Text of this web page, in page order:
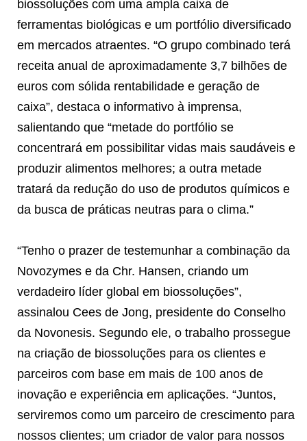
biossoluções com uma ampla caixa de
ferramentas biológicas e um portfólio diversificado
em mercados atraentes. “O grupo combinado terá
receita anual de aproximadamente 3,7 bilhões de
euros com sólida rentabilidade e geração de
caixa”, destaca o informativo à imprensa,
salientando que “metade do portfólio se
concentrará em possibilitar vidas mais saudáveis e
produzir alimentos melhores; a outra metade
tratará da redução do uso de produtos químicos e
da busca de práticas neutras para o clima.”
“Tenho o prazer de testemunhar a combinação da
Novozymes e da Chr. Hansen, criando um
verdadeiro líder global em biossoluções”,
assinalou Cees de Jong, presidente do Conselho
da Novonesis. Segundo ele, o trabalho prossegue
na criação de biossoluções para os clientes e
parceiros com base em mais de 100 anos de
inovação e experiência em aplicações. “Juntos,
serviremos como um parceiro de crescimento para
nossos clientes; um criador de valor para nossos